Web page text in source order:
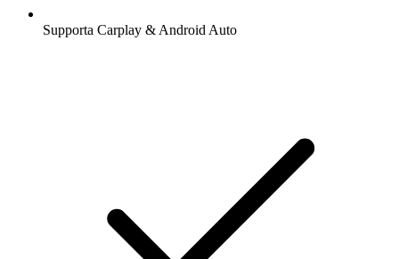
Supporta Carplay & Android Auto